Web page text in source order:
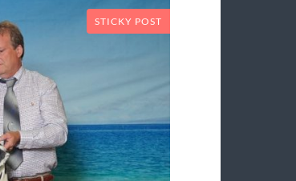
STICKY POST